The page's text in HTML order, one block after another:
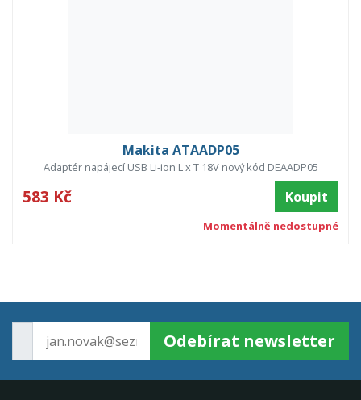
Makita ATAADP05
Adaptér napájecí USB Li-ion L x T 18V nový kód DEAADP05
583 Kč Koupit
Momentálně nedostupné
Odebírat newsletter